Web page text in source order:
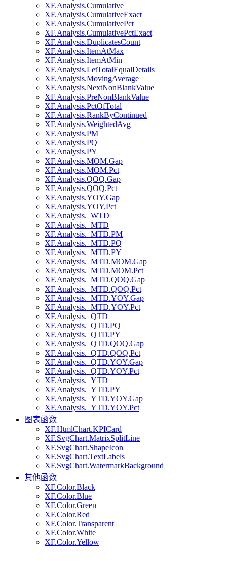
XF.Analysis.Cumulative
XF.Analysis.CumulativeExact
XF.Analysis.CumulativePct
XF.Analysis.CumulativePctExact
XF.Analysis.DuplicatesCount
XF.Analysis.ItemAtMax
XF.Analysis.ItemAtMin
XF.Analysis.LetTotalEqualDetails
XF.Analysis.MovingAverage
XF.Analysis.NextNonBlankValue
XF.Analysis.PreNonBlankValue
XF.Analysis.PctOfTotal
XF.Analysis.RankByContinued
XF.Analysis.WeightedAvg
XF.Analysis.PM
XF.Analysis.PQ
XF.Analysis.PY
XF.Analysis.MOM.Gap
XF.Analysis.MOM.Pct
XF.Analysis.QOQ.Gap
XF.Analysis.QOQ.Pct
XF.Analysis.YOY.Gap
XF.Analysis.YOY.Pct
XF.Analysis._WTD
XF.Analysis._MTD
XF.Analysis._MTD.PM
XF.Analysis._MTD.PQ
XF.Analysis._MTD.PY
XF.Analysis._MTD.MOM.Gap
XF.Analysis._MTD.MOM.Pct
XF.Analysis._MTD.QOQ.Gap
XF.Analysis._MTD.QOQ.Pct
XF.Analysis._MTD.YOY.Gap
XF.Analysis._MTD.YOY.Pct
XF.Analysis._QTD
XF.Analysis._QTD.PQ
XF.Analysis._QTD.PY
XF.Analysis._QTD.QOQ.Gap
XF.Analysis._QTD.QOQ.Pct
XF.Analysis._QTD.YOY.Gap
XF.Analysis._QTD.YOY.Pct
XF.Analysis._YTD
XF.Analysis._YTD.PY
XF.Analysis._YTD.YOY.Gap
XF.Analysis._YTD.YOY.Pct
图表函数
XF.HtmlChart.KPICard
XF.SvgChart.MatrixSplitLine
XF.SvgChart.ShapeIcon
XF.SvgChart.TextLabels
XF.SvgChart.WatermarkBackground
其他函数
XF.Color.Black
XF.Color.Blue
XF.Color.Green
XF.Color.Red
XF.Color.Transparent
XF.Color.White
XF.Color.Yellow